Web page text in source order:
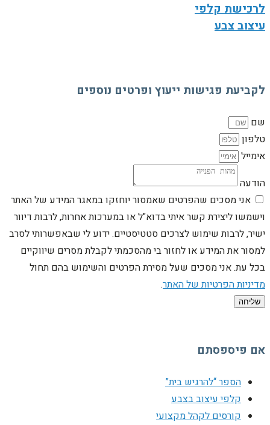
לרכישת קלפי
עיצוב צבע
לקביעת פגישות ייעוץ ופרטים נוספים
שם
טלפון
אימייל
הודעה
אני מסכים שהפרטים שאמסור יוחזקו במאגר המידע של האתר
וישמשו ליצירת קשר איתי בדוא"ל או במערכות אחרות, לרבות דיוור
ישיר, לרבות שימוש לצרכים סטטיסטיים. ידוע לי שבאפשרותי לסרב
למסור את המידע או לחזור בי מהסכמתי לקבלת מסרים שיווקיים
בכל עת. אני מסכים שעל מסירת הפרטים והשימוש בהם תחול
מדיניות הפרטיות של האתר.
שליחה
אם פיספסתם
הספר “להרגיש בית”
קלפי עיצוב בצבע
קורסים לקהל מקצועי